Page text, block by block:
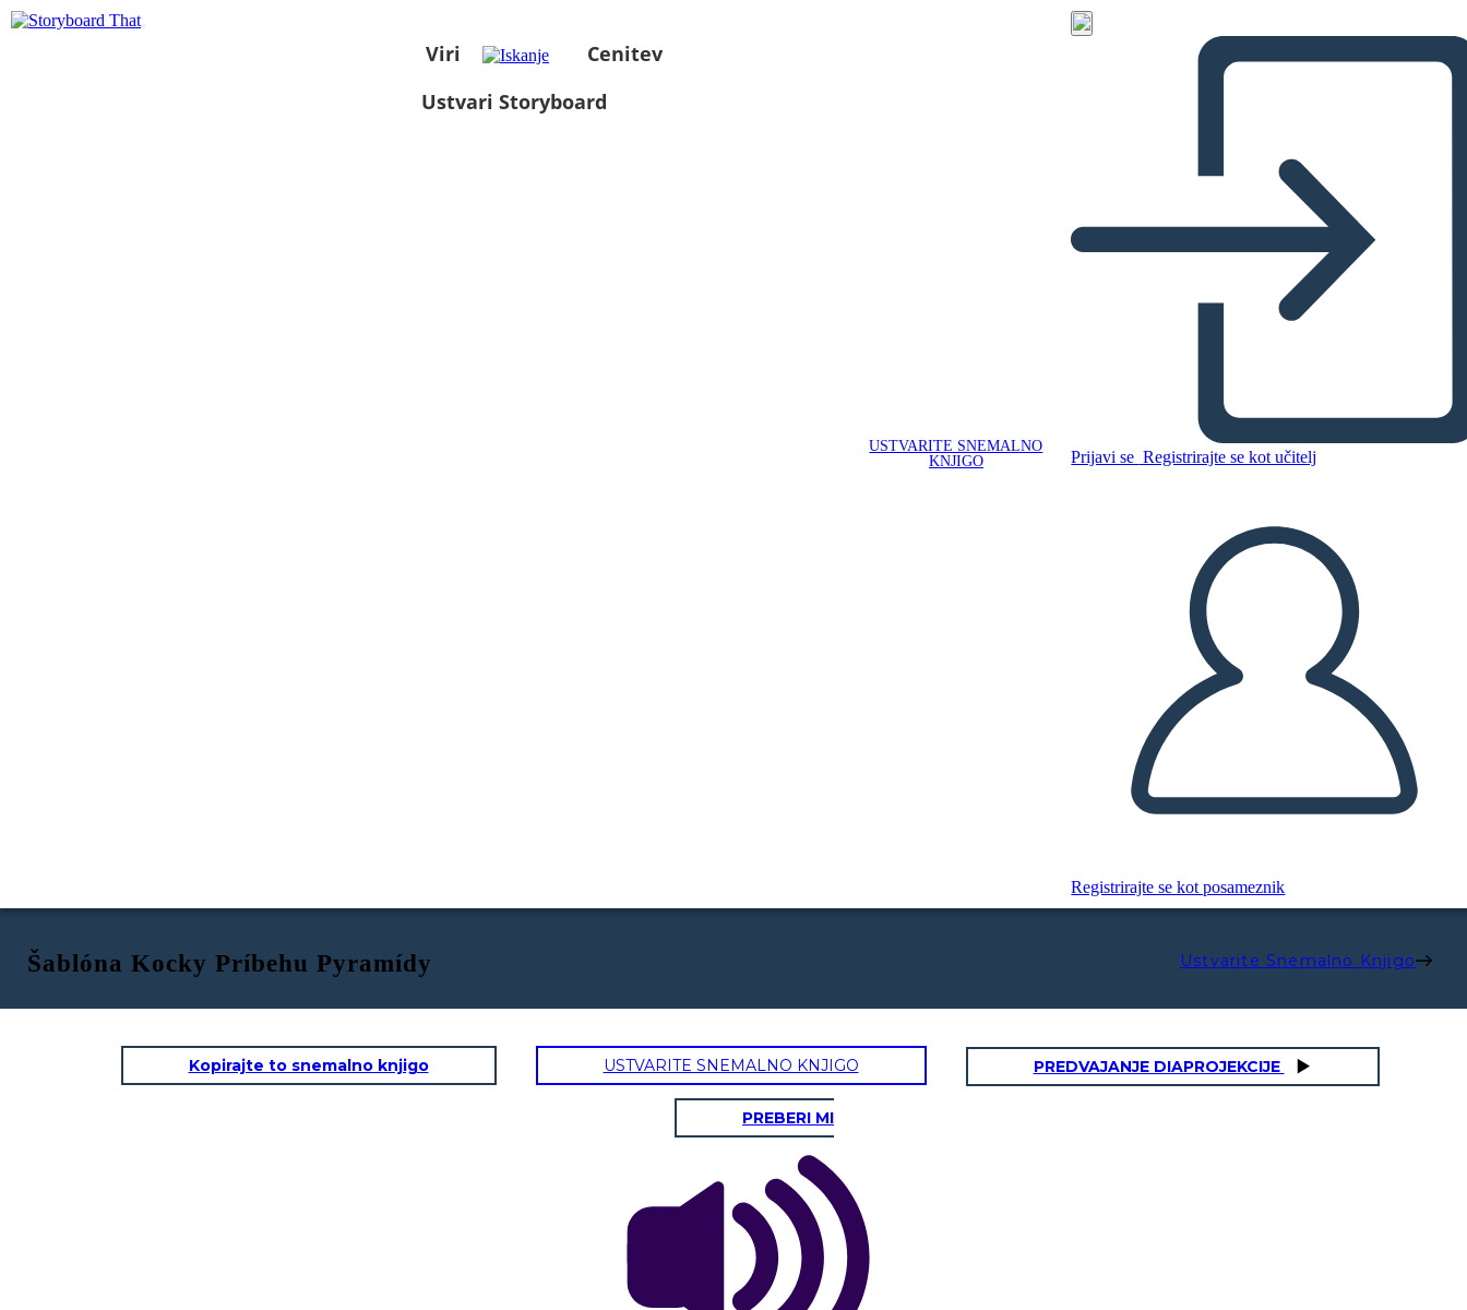
Viri
Cenitev
Ustvari Storyboard
USTVARITE SNEMALNO
KNJIGO
Prijavi se Registrirajte se kot učitelj
Registrirajte se kot posameznik
Šablóna Kocky Príbehu Pyramídy Ustvarite Snemalno Knjigo
Kopirajte to snemalno knjigo USTVARITE SNEMALNO KNJIGO PREDVAJANJE DIAPROJEKCIJE
PREBERI MI